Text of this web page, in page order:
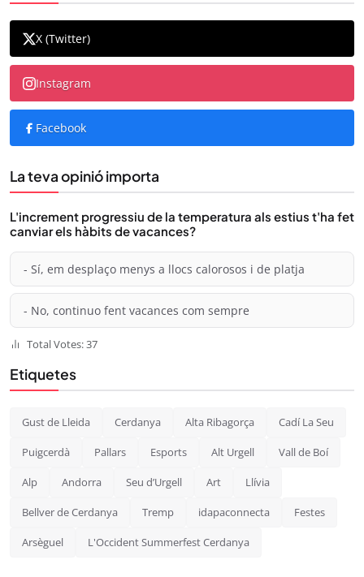
X (Twitter)
Instagram
Facebook
La teva opinió importa
L'increment progressiu de la temperatura als estius t'ha fet
canviar els hàbits de vacances?
- Sí, em desplaço menys a llocs calorosos i de platja
- No, continuo fent vacances com sempre
Total Votes: 37
Etiquetes
Gust de Lleida Cerdanya Alta Ribagorça Cadí La Seu
Puigcerdà Pallars Esports Alt Urgell Vall de Boí
Alp Andorra Seu d’Urgell Art Llívia
Bellver de Cerdanya Tremp idapaconnecta Festes
Arsèguel L'Occident Summerfest Cerdanya